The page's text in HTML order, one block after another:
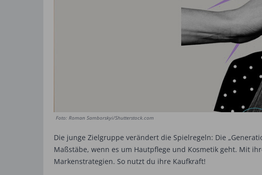
Foto: Roman Samborskyi/Shutterstock.com
Die junge Zielgruppe verändert die Spielregeln: Die
Maßstäbe, wenn es um Hautpflege und Kosmetik geht. Mit
Markenstrategien. So nutzt du ihre Kaufkraft!